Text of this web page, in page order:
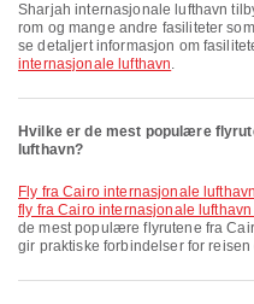
Sharjah internasjonale lufthavn tilbyr Rullestol, Taxfree-butikk, Barnehage
rom og mange andre fasiliteter
se detaljert informasjon om
internasjonale lufthavn.
Hvilke er de mest populære
lufthavn?
fly fra Cairo internasjonale
fly fra Cairo internasjonale
de mest populære flyrutene fra
gir praktiske forbindelser for reisen